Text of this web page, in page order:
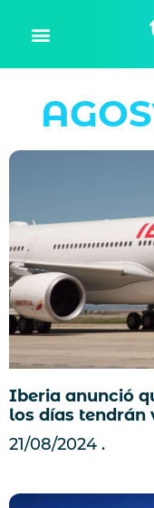
Iberia anunció
los días tendrán
21/08/2024